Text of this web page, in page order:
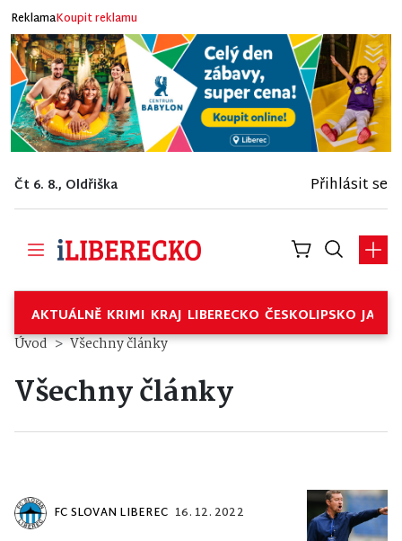
ReklamaKoupit reklamu
Čt 6. 8., Oldřiška Přihlásit se
AKTUÁLNĚ KRIMI KRAJ LIBERECKO ČESKOLIPSKO
Úvod Všechny články
Všechny články
FC SLOVAN LIBEREC 16. 12. 2022